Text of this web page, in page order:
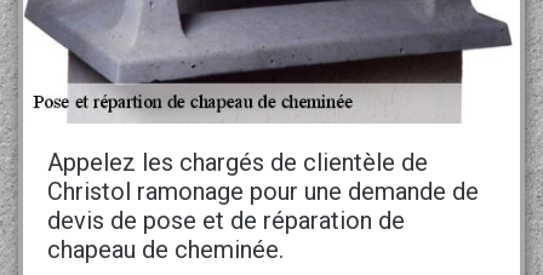
Appelez les chargés de clientèle de
Christol ramonage pour une demande de
devis de pose et de réparation de
chapeau de cheminée.